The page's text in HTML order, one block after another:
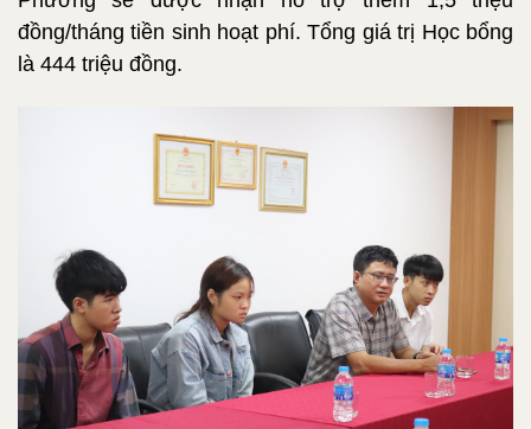
đồng/tháng tiền sinh hoạt phí. Tổng giá trị Học bổng
là 444 triệu đồng.